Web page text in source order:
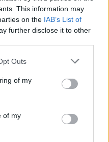
This information may
on the IAB’s List of
further disclose it to other
Outs
of my
of my
bet vertina, kad
nėra rutinos.
nesėdžiu vienoje
pabendrauti
pamatyti įvairias